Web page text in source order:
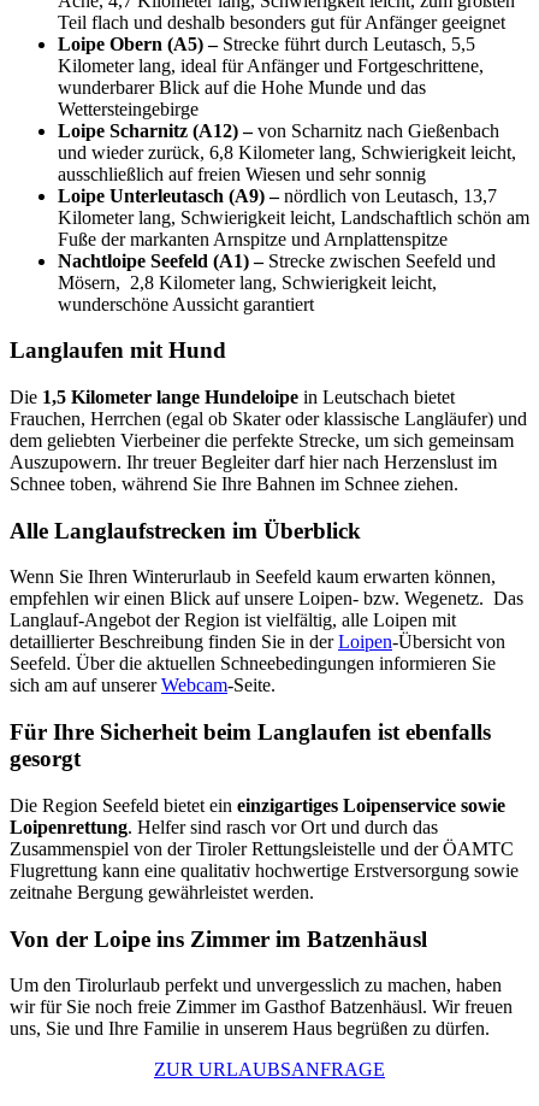
Teil flach und deshalb besonders gut für Anfänger geeignet
Loipe Obern (A5) – Strecke führt durch Leutasch, 5,5
Kilometer lang, ideal für Anfänger und Fortgeschrittene,
wunderbarer Blick auf die Hohe Munde und das
Wettersteingebirge
Loipe Scharnitz (A12) –von Scharnitz nach Gießenbach
und wieder zurück, 6,8 Kilometer lang, Schwierigkeit leicht,
ausschließlich auf freien Wiesen und sehr sonnig
Loipe Unterleutasch (A9) –nördlich von Leutasch, 13,7
Kilometer lang, Schwierigkeit leicht, Landschaftlich schön am
Fuße der markanten Arnspitze und Arnplattenspitze
Nachtloipe Seefeld (A1) – Strecke zwischen Seefeld und
Mösern, 2,8 Kilometer lang, Schwierigkeit leicht,
wunderschöne Aussicht garantiert
Langlaufen mit Hund
Die 1,5 Kilometer lange Hundeloipe in Leutschach bietet
Frauchen, Herrchen (egal ob Skater oder klassische Langläufer) und
dem geliebten Vierbeiner die perfekte Strecke, um sich gemeinsam
Auszupowern. Ihr treuer Begleiter darf hier nach Herzenslust im
Schnee toben, während Sie Ihre Bahnen im Schnee ziehen.
Alle Langlaufstrecken im Überblick
Wenn Sie Ihren Winterurlaub in Seefeld kaum erwarten können,
empfehlen wir einen Blick auf unsere Loipen- bzw. Wegenetz. Das
Langlauf-Angebot der Region ist vielfältig, alle Loipen mit
detaillierter Beschreibung finden Sie in derLoipen-Übersicht von
Seefeld. Über die aktuellen Schneebedingungen informieren Sie
sich am auf unsererWebcam-Seite.
Für Ihre Sicherheit beim Langlaufen ist ebenfalls
gesorgt
Die Region Seefeld bietet ein einzigartiges Loipenservice sowie
Loipenrettung. Helfer sind rasch vor Ort und durch das
Zusammenspiel von der Tiroler Rettungsleistelle und der ÖAMTC
Flugrettung kann eine qualitativ hochwertige Erstversorgung sowie
zeitnahe Bergung gewährleistet werden.
Von der Loipe ins Zimmer im Batzenhäusl
Um den Tirolurlaub perfekt und unvergesslich zu machen, haben
wir für Sie noch freie Zimmer im Gasthof Batzenhäusl. Wir freuen
uns, Sie und Ihre Familie in unserem Haus begrüßen zu dürfen.
ZUR URLAUBSANFRAGE